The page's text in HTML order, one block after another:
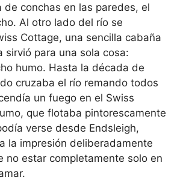
de conchas en las paredes, el
Al otro lado del río se
Cottage, una sencilla cabaña
sirvió para una sola cosa:
humo. Hasta la década de
cruzaba el río remando todos
un fuego en el Swiss
que flotaba pintorescamente
verse desde Endsleigh,
la impresión deliberadamente
no estar completamente solo en